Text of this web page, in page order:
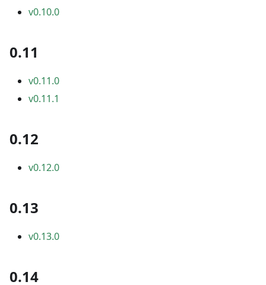
v0.10.0
0.11
v0.11.0
v0.11.1
0.12
v0.12.0
0.13
v0.13.0
0.14